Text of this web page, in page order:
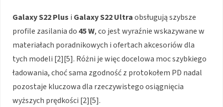
Galaxy S22 Plus i Galaxy S22 Ultraobsługują szybsze
profile zasilania do45 W, co jest wyraźnie wskazywane w
materiałach poradnikowych i ofertach akcesoriów dla
tych modeli [2][5]. Różni je więc docelowa moc szybkiego
ładowania, choć sama zgodność z protokołem PD nadal
pozostaje kluczowa dla rzeczywistego osiągnięcia
wyższych prędkości [2][5].